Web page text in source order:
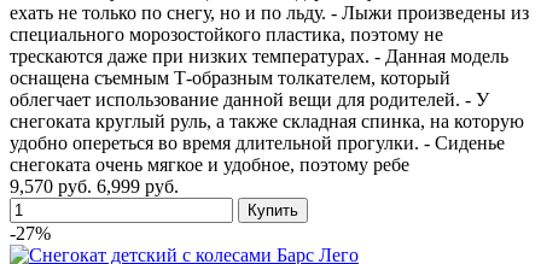
ехать не только по снегу, но и по льду. - Лыжи произведены из
специального морозостойкого пластика, поэтому не
трескаются даже при низких температурах. - Данная модель
оснащена съемным Т-образным толкателем, который
облегчает использование данной вещи для родителей. - У
снегоката круглый руль, а также складная спинка, на которую
удобно опереться во время длительной прогулки. - Сиденье
снегоката очень мягкое и удобное, поэтому ребе
9,570 руб. 6,999 руб.
-27%